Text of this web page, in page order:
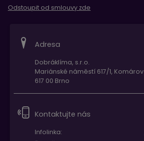
Odstoupit od smlouvy zde
Adresa
Dobráklíma, s.r.o.
Mariánské náměstí 617/1, Komárov
617 00 Brno
Kontaktujte nás
Infolinka: